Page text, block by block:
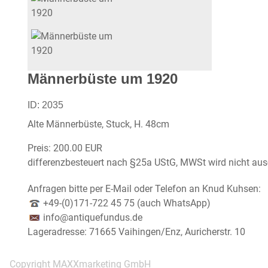
Männerbüste um 1920
ID: 2035
Alte Männerbüste, Stuck, H. 48cm
Preis: 200.00 EUR
differenzbesteuert nach §25a UStG, MWSt wird nicht
Anfragen bitte per E-Mail oder Telefon an Knud Kuhsen:
+49-(0)171-722 45 75 (auch WhatsApp)
info@antiquefundus.de
Lageradresse: 71665 Vaihingen/Enz, Auricherstr. 10
Copyright MAXXmarketing GmbH